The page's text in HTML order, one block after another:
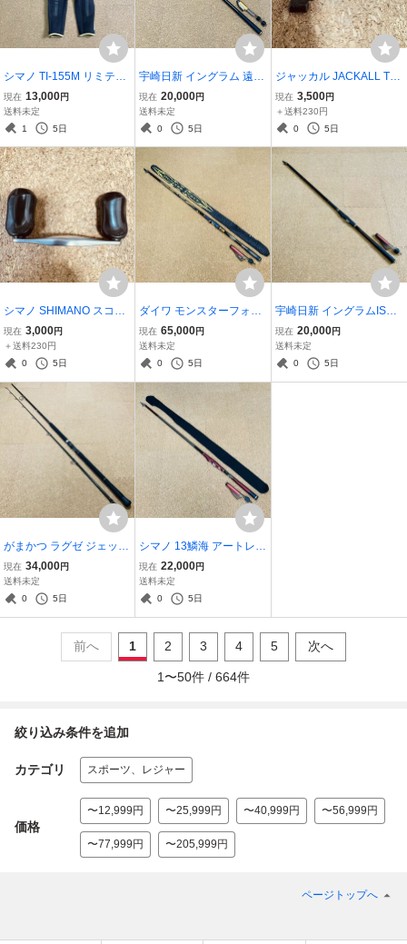
シマノ TI-155M リミテッ
ドプロ タイツ サイズLA
ダイヤモンドブラック 鮎
釣り 友釣り アユ 綺麗
現在 13,000円
送料未定
1
5日
宇崎日新 イングラム 遠投
3-530 磯竿 カゴ釣り ING
RAM 美品
現在 20,000円
送料未定
0
5日
ジャッカル JACKALL TG
ビンビンスイッチ キャン
ディ ヘッド120g オレン
ジタイガー タングステン
現在 3,500円
＋送料230円
0
5日
シマノ SHIMANO スコー
ピオン アンタレス ハンド
ル パーツ
現在 3,000円
＋送料230円
0
5日
ダイワ モンスターフォー
ス AGS 口太53 磯竿 フカ
セ釣り MONSTER FORC
E 綺麗
現在 65,000円
送料未定
0
5日
宇崎日新 イングラムISO I
M 2.25-530 磯竿 フカセ釣
り INGRAM 超美品 オナガ
尾長 マダイ 真鯛 日本製
現在 20,000円
送料未定
0
5日
がまかつ ラグゼ ジェット
ブル 110XH 綺麗 ショア
ジギング LUXXE JETBUL
L
現在 34,000円
送料未定
0
5日
シマノ 13鱗海 アートレー
タ 1-530 No.24534 磯竿
フカセ釣り リンカイ クロ
ダイ チヌ ARTLETA
現在 22,000円
送料未定
0
5日
前へ 1 2 3 4 5 次へ
1 〜50件 / 664件
絞り込み条件を追加
カテゴリ スポーツ、レジャー
価格
〜12,999円 〜25,999円 〜40,999円 〜56,999円
〜77,999円 〜205,999円
ページトップへ